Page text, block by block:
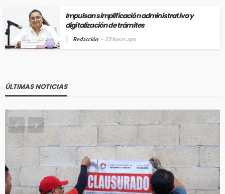
Impulsan simplificación administrativa y
digitalización de trámites
Redacción 23 horas ago
ÚLTIMAS NOTICIAS